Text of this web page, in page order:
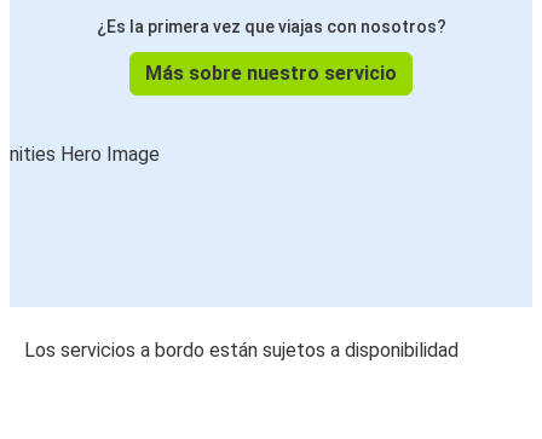
¿Es la primera vez que viajas con nosotros?
Más sobre nuestro servicio
Los servicios a bordo están sujetos a disponibilidad